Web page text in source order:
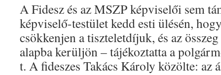
A Fidesz és az MSZP képviselői sem
képviselő-testület kedd esti ülésén,
csökkenjen a tiszteletdíjuk, és az
alapba kerüljön – tájékoztatta a
t. A fideszes Takács Károly közölte: az